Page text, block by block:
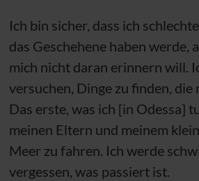
Ich bin sicher, dass ich
das Geschehene haben werde,
mich nicht daran erinnern will.
versuchen, Dinge zu finden, die
Das erste, was ich [in Odessa]
meinen Eltern und meinem
Meer zu fahren. Ich werde
vergessen, was passiert ist.